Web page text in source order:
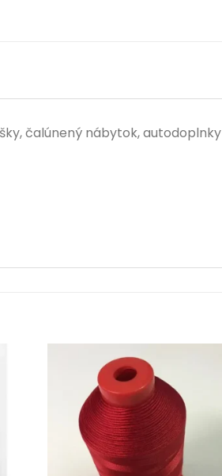
čalúnený nábytok, autodoplnky